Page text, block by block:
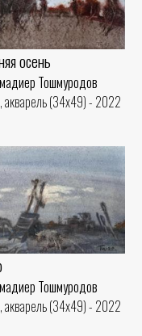
осень
Тошмуродов
акварель (34x49) - 2022
Тошмуродов
акварель (34x49) - 2022